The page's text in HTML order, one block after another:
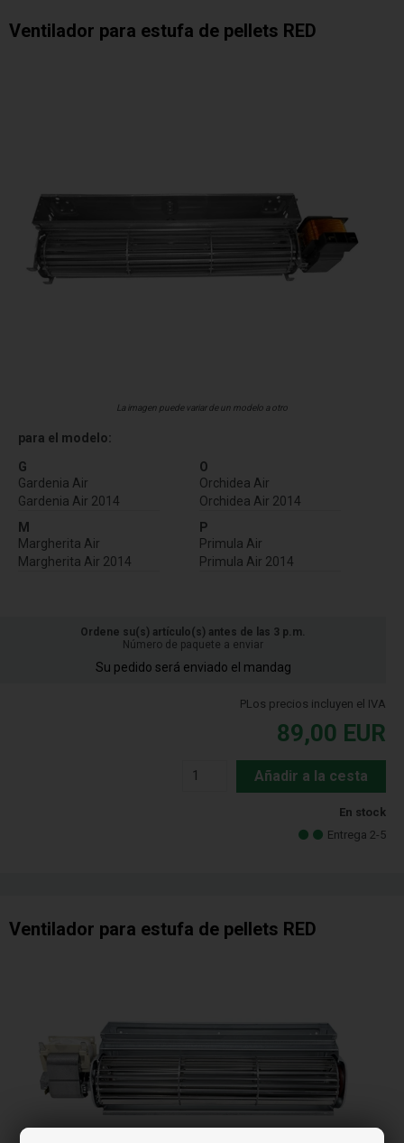
Ventilador para estufa de pellets RED
La imagen puede variar de un modelo a otro
para el modelo:
G
Gardenia Air
Gardenia Air 2014
M
Margherita Air
Margherita Air 2014
O
Orchidea Air
Orchidea Air 2014
P
Primula Air
Primula Air 2014
Ordene su(s) artículo(s) antes de las 3 p.m.
Número de paquete a enviar
Su pedido será enviado el mandag
PLos precios incluyen el IVA
89,00 EUR
Añadir a la cesta
En stock
Entrega 2-5
Ventilador para estufa de pellets RED